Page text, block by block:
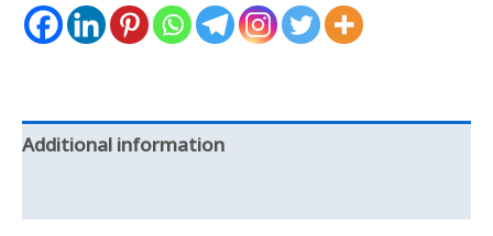
Additional information